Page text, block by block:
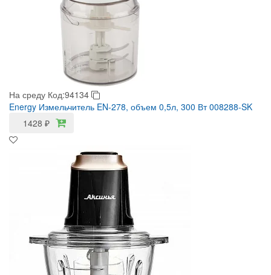
На среду Код:94134
Energy Измельчитель EN-278, объем 0,5л, 300 Вт 008288-SK
1428 ₽